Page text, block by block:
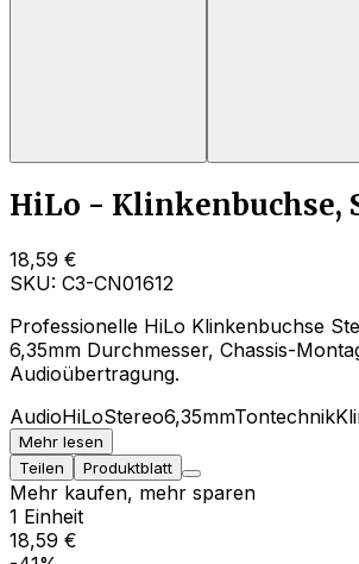
HiLo - Klinkenbuchse,
18,59 €
SKU: C3-CN01612
Professionelle HiLo Klinkenbuchse
6,35mm Durchmesser, Chassis-
Audioübertragung.
AudioHiLoStereo6,35mmTontechnik
Mehr lesen
Teilen
Produktblatt
Mehr kaufen, mehr sparen
1 Einheit
18,59 €